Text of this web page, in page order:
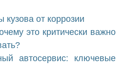
от коррозии
это критически важно
автосервис: ключевые